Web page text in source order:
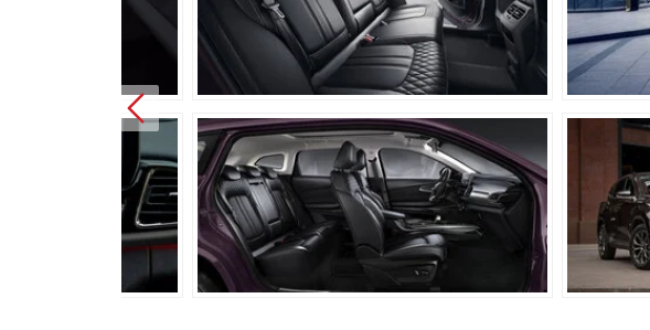
Передняя подвеска:
Задняя подвеска:
Задние тормоза:
Производство:
Гарантия: